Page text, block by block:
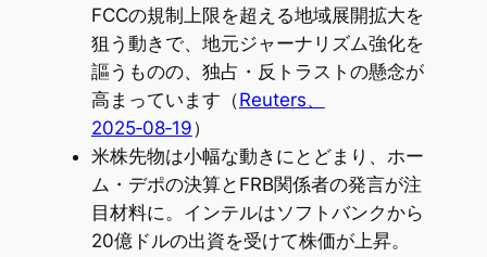
FCCの規制上限を超える地域展開拡大を
狙う動きで、地元ジャーナリズム強化を
謳うものの、独占・反トラストの懸念が
高まっています（Reuters、
2025‑08‑19）
米株先物は小幅な動きにとどまり、ホー
ム・デポの決算とFRB関係者の発言が注
目材料に。インテルはソフトバンクから
20億ドルの出資を受けて株価が上昇。